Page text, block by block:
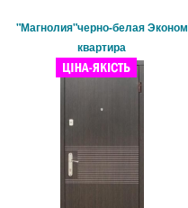
"Магнолия"черно-белая Эконом
квартира